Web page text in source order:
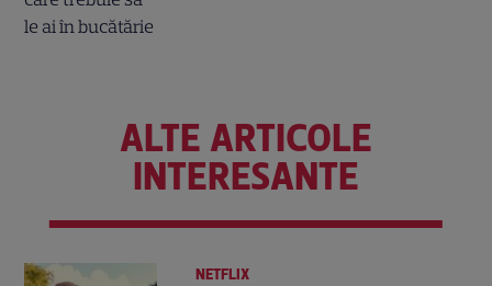
ALTE ARTICOLE
INTERESANTE
NETFLIX